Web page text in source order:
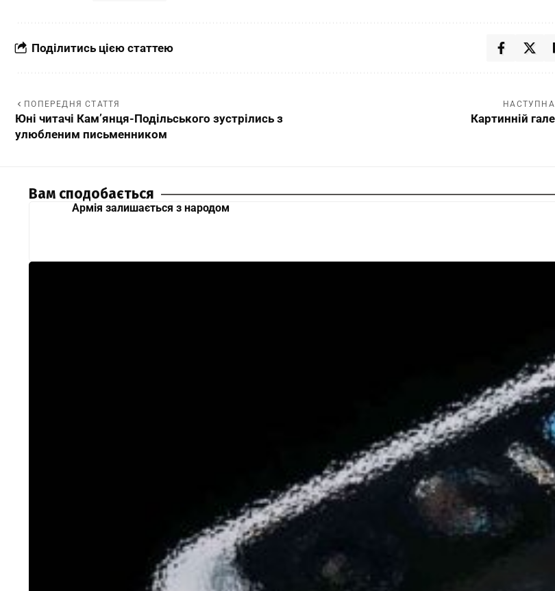
Поділитись цією статтею
ПОПЕРЕДНЯ СТАТТЯ
Юні читачі Кам’янця-Подільського зустрілись з
улюбленим письменником
НАСТУПНА
Картинній
Вам сподобається
Армія залишається з народом